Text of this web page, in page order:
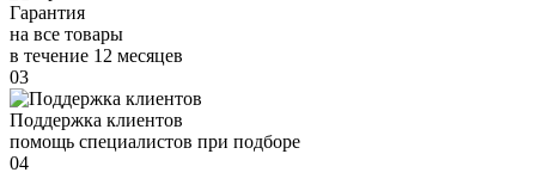
Гарантия
на все товары
в течение 12 месяцев
03
Поддержка клиентов
помощь специалистов при подборе
04